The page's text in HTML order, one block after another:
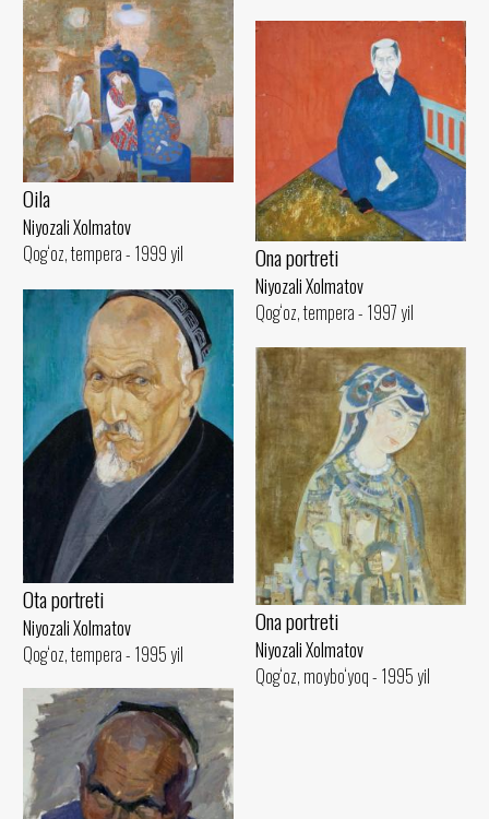
Oila
Niyozali Xolmatov
Qog‘oz, tempera - 1999 yil
Ona portreti
Niyozali Xolmatov
Qog‘oz, tempera - 1997 yil
Ota portreti
Niyozali Xolmatov
Qog‘oz, tempera - 1995 yil
Ona portreti
Niyozali Xolmatov
Qog‘oz, moybo‘yoq - 1995 yil